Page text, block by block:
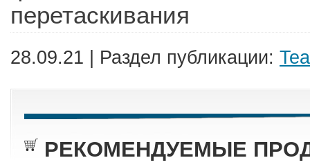
перетаскивания
28.09.21 | Раздел публикации:
РЕКОМЕНДУЕМЫЕ